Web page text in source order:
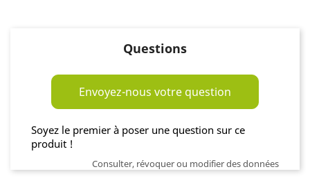
Questions
Envoyez-nous votre question
Soyez le premier à poser une question sur ce
produit !
Consulter, révoquer ou modifier des données